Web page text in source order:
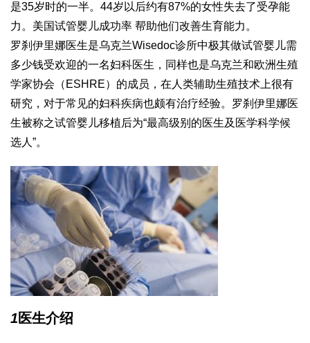
是35岁时的一半。44岁以后约有87%的女性失去了受孕能
力。美国试管婴儿成功率 帮助他们改善生育能力。
罗刹伊里娜医生是乌克兰Wisedoc诊所中极其做试管婴儿需
多少钱受欢迎的一名妇科医生，同样也是乌克兰和欧洲生殖
学家协会（ESHRE）的成员，在人类辅助生殖技术上很有
研究，对于常见的妇科疾病也颇有治疗经验。罗刹伊里娜医
生被称之试管婴儿移植后为“最高级别的医生及医学科学候
选人”。
1医生介绍